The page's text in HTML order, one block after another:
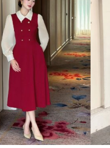
công sở đến
Hãy ghé thăm
độc đáo và phong